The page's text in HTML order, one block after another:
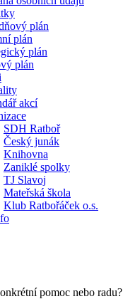
plán
plán
plán
plán
akcí
SDH Ratboř
Český junák
Knihovna
Zaniklé spolky
TJ Slavoj
Mateřská škola
Klub Ratbořáček o.s.
pomoc nebo radu?